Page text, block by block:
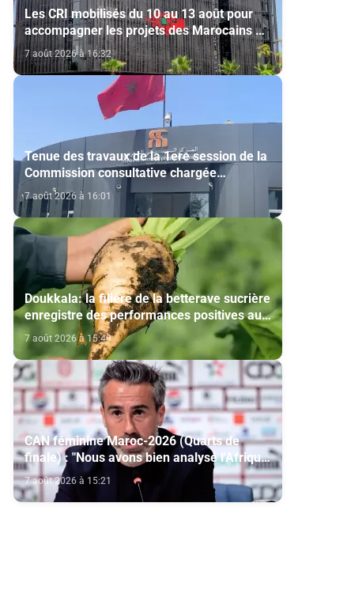
Les CRI mobilisés du 10 au 13 août pour
accompagner les projets des Marocains du
Monde
7 août 2026 à 16:32
Tenue des travaux de la 1ere session de la
Commission consultative chargée
d’émettre un avis sur la délivrance de la
carte du professionnel du cinéma (CCM)
7 août 2026 à 16:01
Doukkala: la filière de la betterave sucrière
enregistre des performances positives au
titre de la campagne agricole 2025-2026
7 août 2026 à 15:49
CAN féminine Maroc-2026 (Quarts de
finale) : "Nous avons bien analysé l'Afrique
du Sud pour aller chercher la victoire"
(Jorge Vilda)
7 août 2026 à 15:21